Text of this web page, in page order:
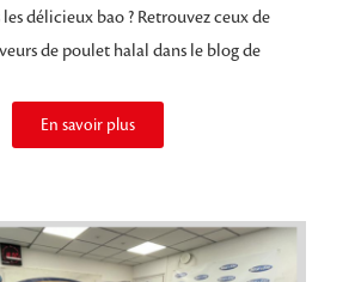
délicieux bao ? Retrouvez ceux de
de poulet halal dans le blog de
En savoir plus